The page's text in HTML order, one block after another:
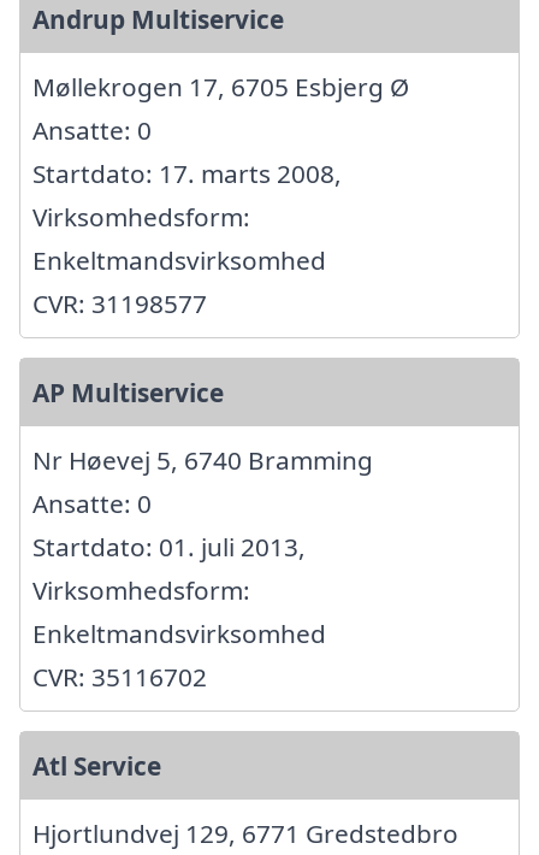
Andrup Multiservice
Møllekrogen 17, 6705 Esbjerg Ø
Ansatte: 0
Startdato: 17. marts 2008,
Virksomhedsform:
Enkeltmandsvirksomhed
CVR: 31198577
AP Multiservice
Nr Høevej 5, 6740 Bramming
Ansatte: 0
Startdato: 01. juli 2013,
Virksomhedsform:
Enkeltmandsvirksomhed
CVR: 35116702
Atl Service
Hjortlundvej 129, 6771 Gredstedbro